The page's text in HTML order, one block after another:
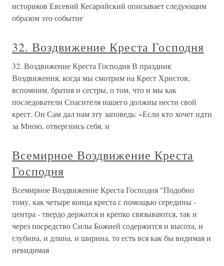
историков Евсевий Кесарийский описывает следующим
образом это событие
32. Воздвижение Креста Господня
32. Воздвижение Креста Господня В праздник
Воздвижения, когда мы смотрим на Крест Христов,
вспомним, братия и сестры, о том, что и мы как
последователи Спасителя нашего должны нести свой
крест. Он Сам дал нам эту заповедь: «Если кто хочет идти
за Мною, отвергнись себя, и
Всемирное Воздвижение Креста
Господня
Всемирное Воздвижение Креста Господня "Подобно
тому, как четыре конца креста с помощью середины -
центра - твердо держатся и крепко связываются, так и
через посредство Силы Божией содержится и высота, и
глубина, и длина, и ширина, то есть вся как бы видимая и
невидимая